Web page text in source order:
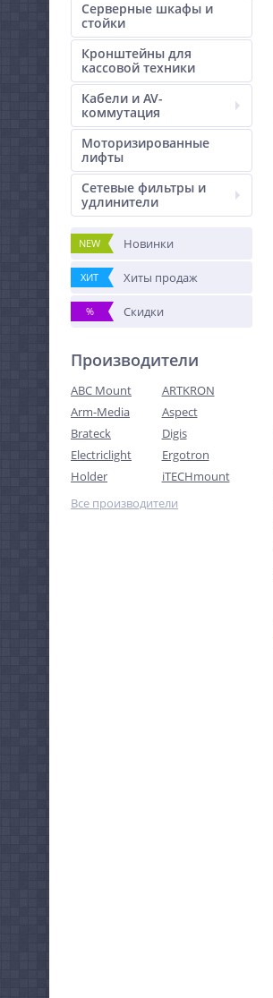
Серверные шкафы и
стойки
Кронштейны для
кассовой техники
Кабели и AV-
коммутация
Моторизированные
лифты
Сетевые фильтры и
удлинители
NEW Новинки
ХИТ Хиты продаж
% Скидки
Производители
ABC Mount
ARTKRON
Arm-Media
Aspect
Brateck
Digis
Electriclight
Ergotron
Holder
iTECHmount
Все производители